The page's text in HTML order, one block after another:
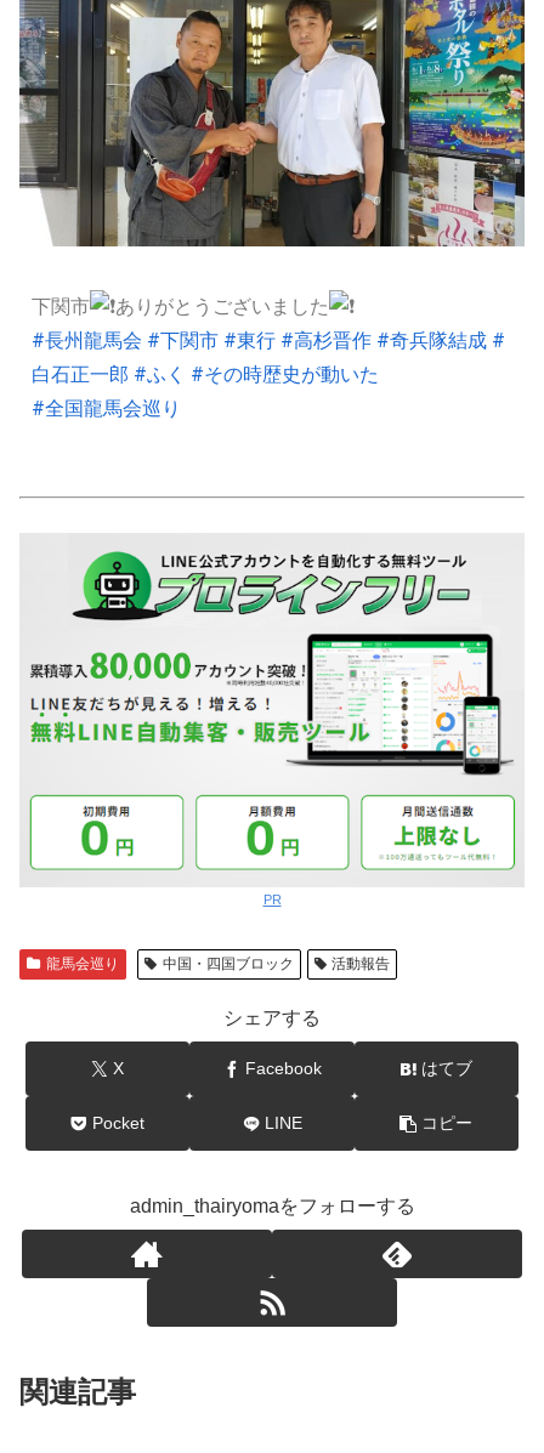
下関市
ありがとうございました
#長州龍馬会 #下関市 #東行 #高杉晋作 #奇兵隊結成 #
白石正一郎 #ふく #その時歴史が動いた
#全国龍馬会巡り
PR
龍馬会巡り 中国・四国ブロック 活動報告
シェアする
X Facebook はてブ
Pocket LINE コピー
admin_thairyomaをフォローする
関連記事